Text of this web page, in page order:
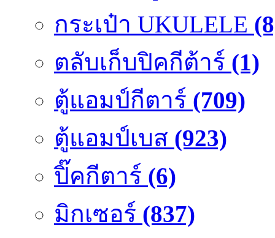
กระเป๋า UKULELE
ตลับเก็บปิคกีต้าร์ (1)
ตู้แอมป์กีตาร์ (709)
ตู้แอมป์เบส (923)
ปิ๊คกีตาร์ (6)
มิกเซอร์ (837)